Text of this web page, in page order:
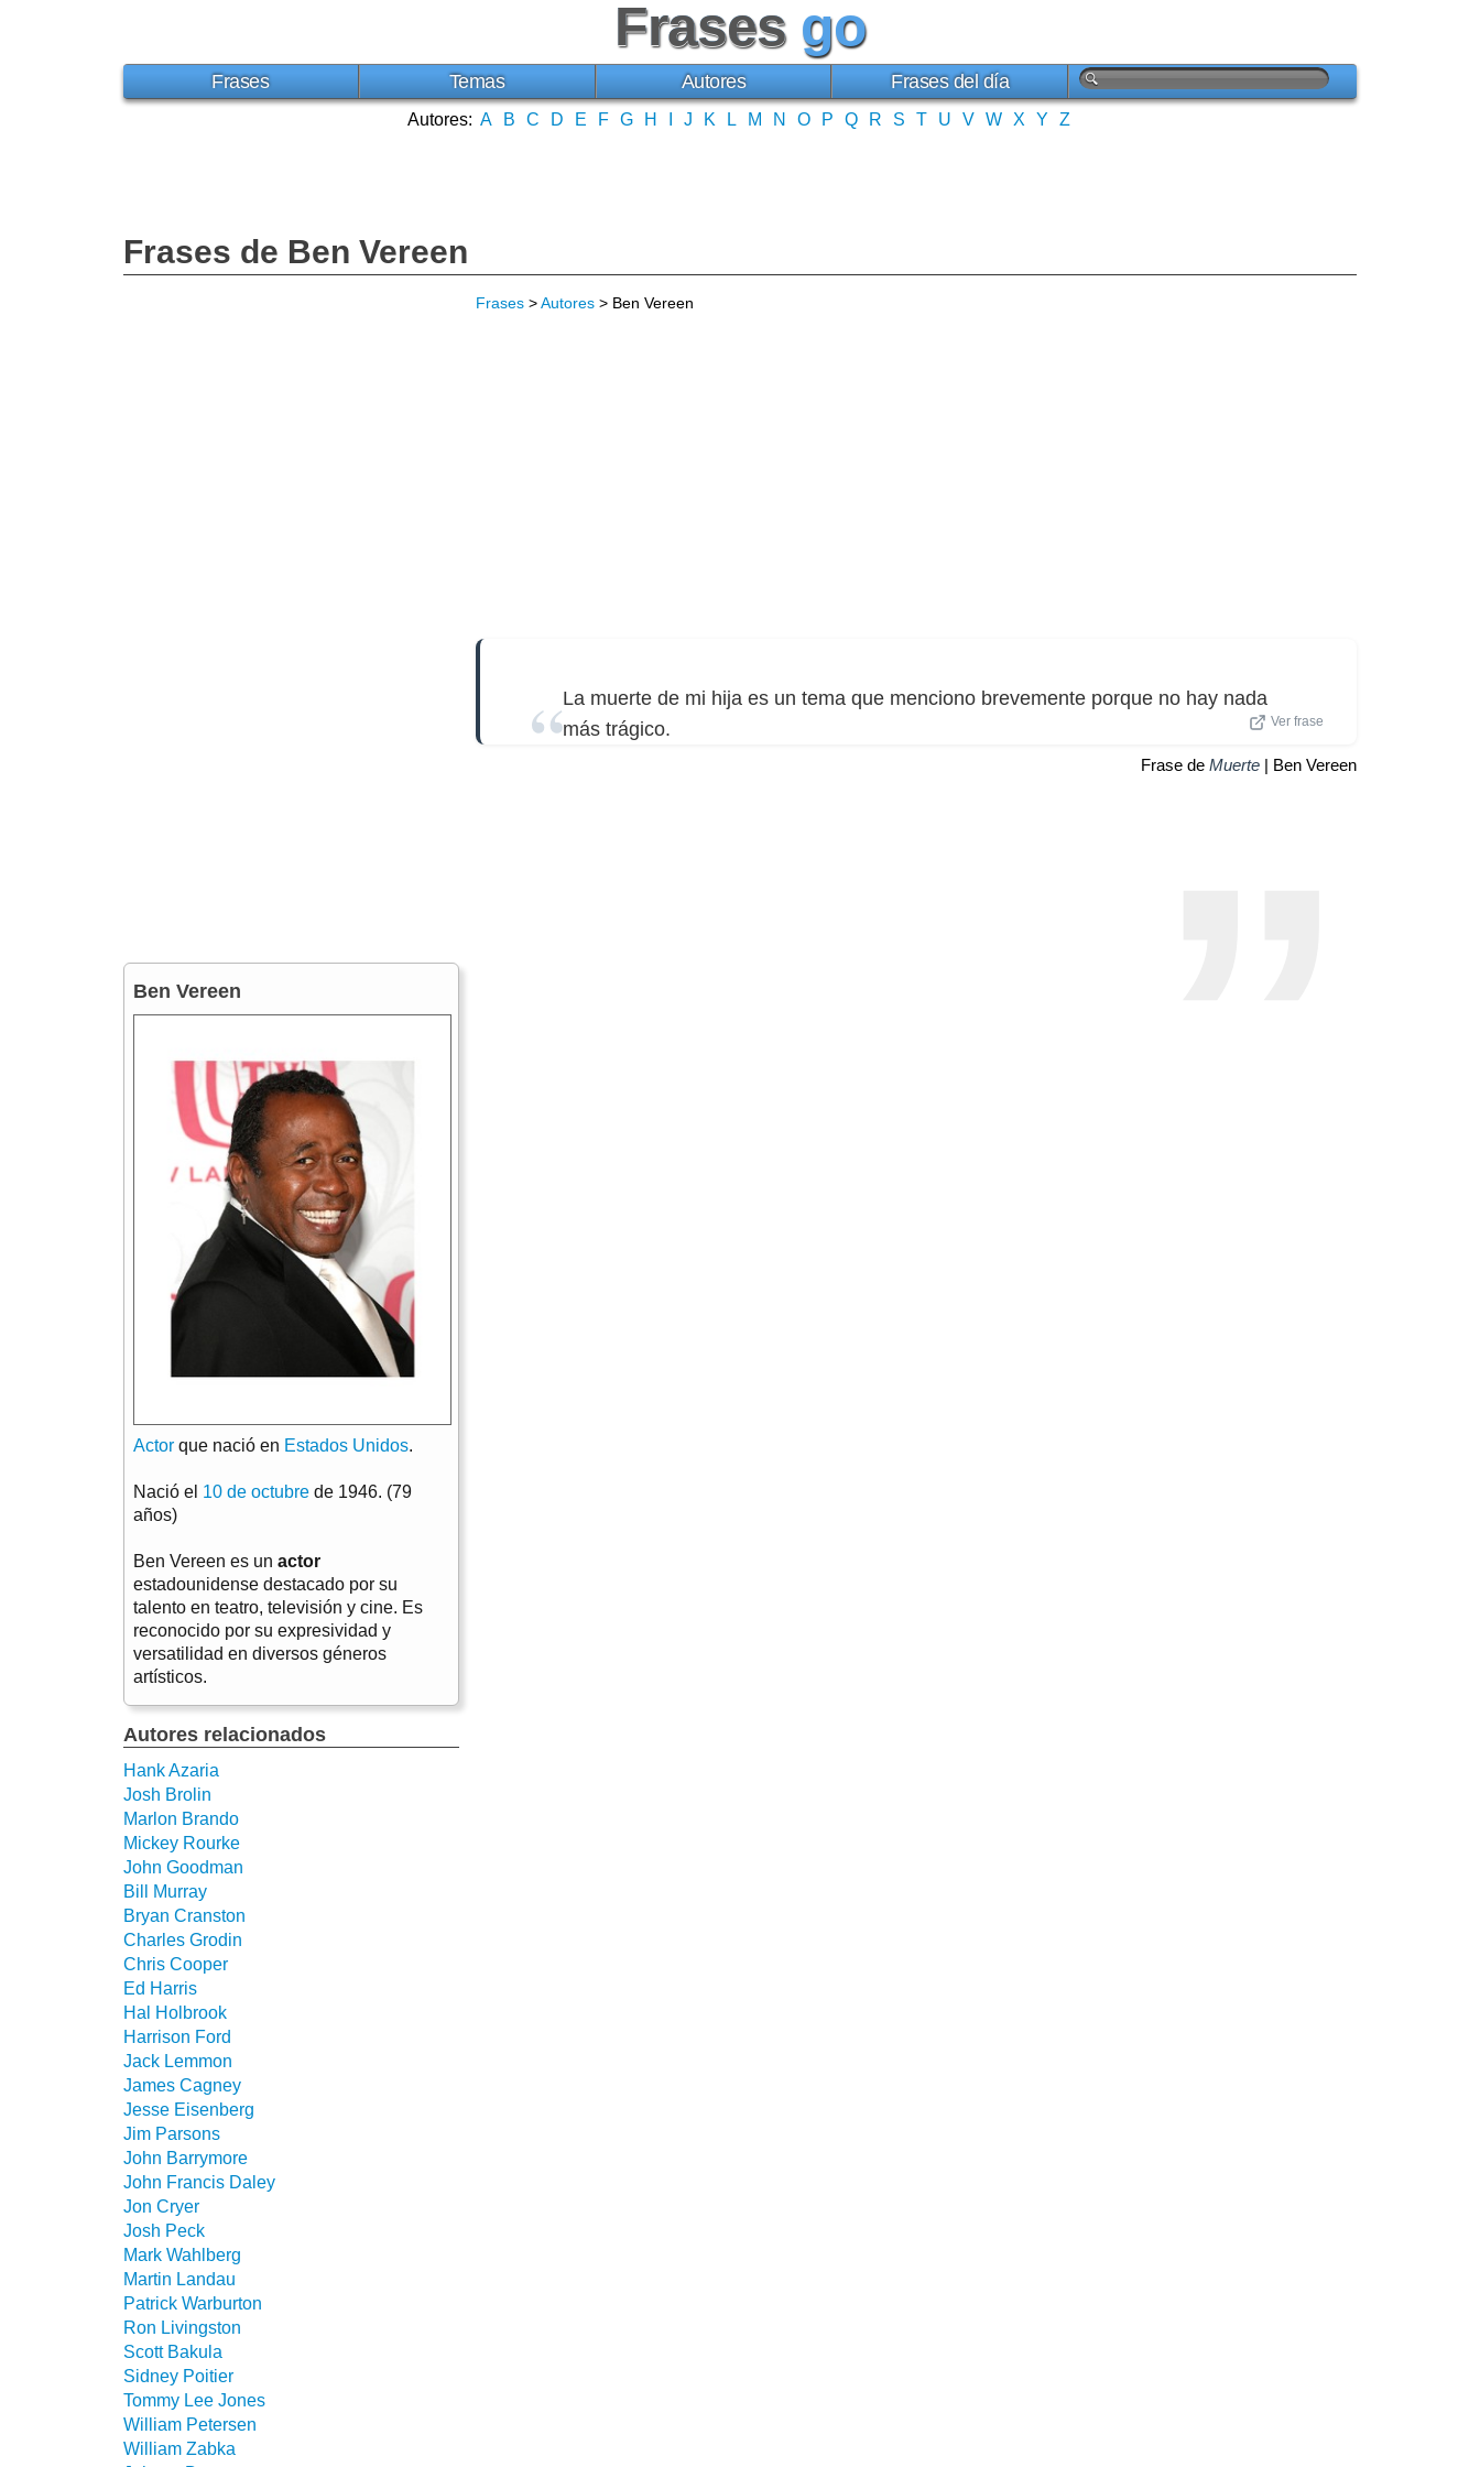
Frases go
Frases Temas Autores Frases del día
Autores: A B C D E F G H J K L M N O P Q R S T U V W X Y Z
Frases de Ben Vereen
Frases >Autores > Ben Vereen
La muerte de mi hija es un tema que menciono brevemente porque no hay nada
más trágico.
Ver frase
Frase de Muerte | Ben Vereen
Ben Vereen
Actor que nació en Estados Unidos.
Nació el 10 de octubre de 1946. (79
años)
Ben Vereen es un actor
estadounidense destacado por su
talento en teatro, televisión y cine. Es
reconocido por su expresividad y
versatilidad en diversos géneros
artísticos.
Autores relacionados
Hank Azaria
Josh Brolin
Marlon Brando
Mickey Rourke
John Goodman
Bill Murray
Bryan Cranston
Charles Grodin
Chris Cooper
Ed Harris
Hal Holbrook
Harrison Ford
Jack Lemmon
James Cagney
Jesse Eisenberg
Jim Parsons
John Barrymore
John Francis Daley
Jon Cryer
Josh Peck
Mark Wahlberg
Martin Landau
Patrick Warburton
Ron Livingston
Scott Bakula
Sidney Poitier
Tommy Lee Jones
William Petersen
William Zabka